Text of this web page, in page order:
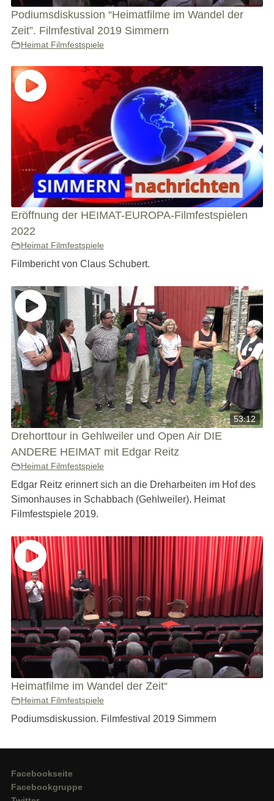
Podiumsdiskussion “Heimatfilme im Wandel der
Zeit”. Filmfestival 2019 Simmern
Heimat Filmfestspiele
Eröffnung der HEIMAT-EUROPA-Filmfestspielen
2022
Heimat Filmfestspiele
Filmbericht von Claus Schubert.
53:12
Drehorttour in Gehlweiler und Open Air DIE
ANDERE HEIMAT mit Edgar Reitz
Heimat Filmfestspiele
Edgar Reitz erinnert sich an die Dreharbeiten im Hof des
Simonhauses in Schabbach (Gehlweiler). Heimat
Filmfestspiele 2019.
Heimatfilme im Wandel der Zeit“
Heimat Filmfestspiele
Podiumsdiskussion. Filmfestival 2019 Simmern
Facebookseite
Facebookgruppe